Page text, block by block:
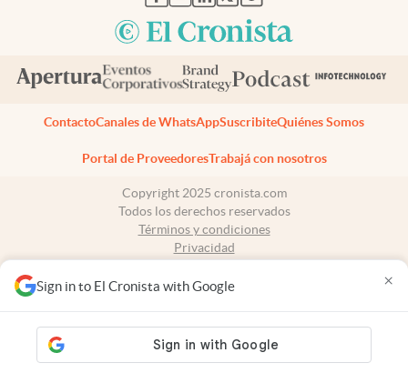
Sign in to El Cronista with Google ×
ContactoCanales de WhatsAppSuscribiteQuiénes Somos
Portal de ProveedoresTrabajá con nosotros
Copyright 2025 cronista.com
Todos los derechos reservados
Términos y condiciones
Privacidad
Tel: +54 11 7078-3270
propiedad intelectual: 56576959